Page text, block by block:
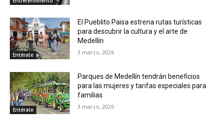
Entérate
El Pueblito Paisa estrena rutas turísticas
para descubrir la cultura y el arte de
Medellín
3 marzo, 2026
Entérate
Parques de Medellín tendrán beneficios
para las mujeres y tarifas especiales para
familias
3 marzo, 2026